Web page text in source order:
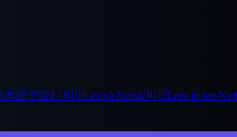
本語で読む🇳🇴Les på Norsk🇳🇱Lees in het